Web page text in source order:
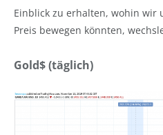
Einblick zu erhalten, wohin wir
Preis bewegen könnten,
Gold$ (täglich)